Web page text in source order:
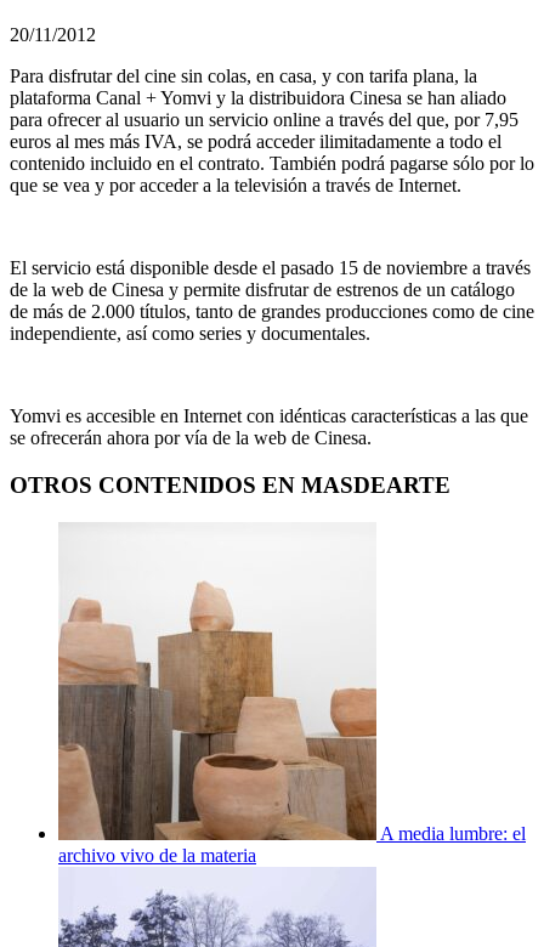
20/11/2012
Para disfrutar del cine sin colas, en casa, y con tarifa plana, la
plataforma Canal + Yomvi y la distribuidora Cinesa se han aliado
para ofrecer al usuario un servicio online a través del que, por 7,95
euros al mes más IVA, se podrá acceder ilimitadamente a todo el
contenido incluido en el contrato. También podrá pagarse sólo por lo
que se vea y por acceder a la televisión a través de Internet.
El servicio está disponible desde el pasado 15 de noviembre a través
de la web de Cinesa y permite disfrutar de estrenos de un catálogo
de más de 2.000 títulos, tanto de grandes producciones como de cine
independiente, así como series y documentales.
Yomvi es accesible en Internet con idénticas características a las que
se ofrecerán ahora por vía de la web de Cinesa.
OTROS CONTENIDOS EN MASDEARTE
A media lumbre: el
archivo vivo de la materia